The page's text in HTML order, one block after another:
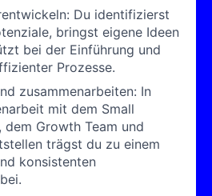
Du identifizierst
bringst eigene Ideen
bei der Einführung und
Prozesse.
zusammenarbeiten: In
mit dem Small
dem Growth Team und
trägst du zu einem
konsistenten